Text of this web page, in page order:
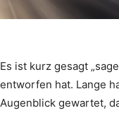
Es ist kurz gesagt
entworfen hat. Lange
Augenblick gewartet,